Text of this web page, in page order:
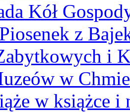
Kół
z
i
w
w książce i